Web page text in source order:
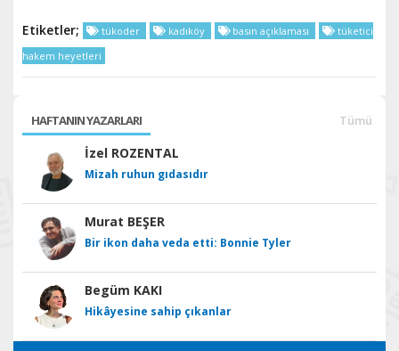
Etiketler; tükoder kadıköy basın açıklaması
tüketici
hakem heyetleri
HAFTANIN YAZARLARI Tümü
İzel ROZENTAL
Mizah ruhun gıdasıdır
Murat BEŞER
Bir ikon daha veda etti: Bonnie Tyler
Begüm KAKI
Hikâyesine sahip çıkanlar